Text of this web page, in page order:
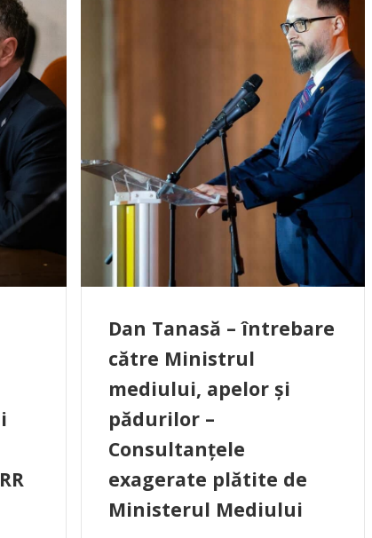
Dan Tanasă – întrebare
către Ministrul
mediului, apelor și
pădurilor –
Consultanțele
exagerate plătite de
Ministerul Mediului